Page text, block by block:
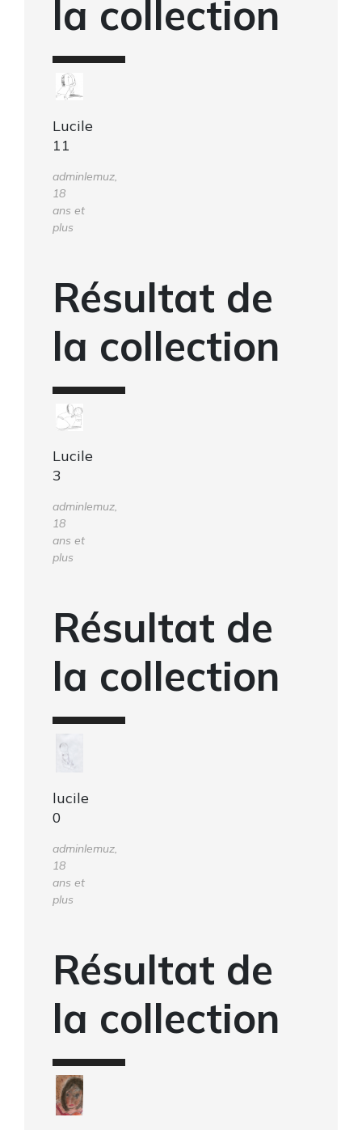
la collection
Lucile
11
adminlemuz,
18
ans et
plus
Résultat de
la collection
Lucile
3
adminlemuz,
18
ans et
plus
Résultat de
la collection
lucile
0
adminlemuz,
18
ans et
plus
Résultat de
la collection